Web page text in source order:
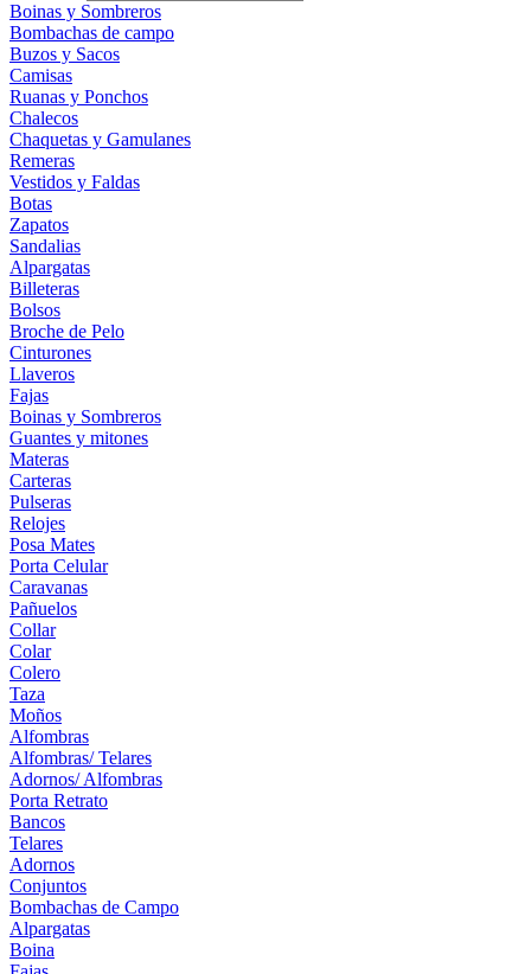
Boinas y Sombreros
Bombachas de campo
Buzos y Sacos
Camisas
Ruanas y Ponchos
Chalecos
Chaquetas y Gamulanes
Remeras
Vestidos y Faldas
Botas
Zapatos
Sandalias
Alpargatas
Billeteras
Bolsos
Broche de Pelo
Cinturones
Llaveros
Fajas
Boinas y Sombreros
Guantes y mitones
Materas
Carteras
Pulseras
Relojes
Posa Mates
Porta Celular
Caravanas
Pañuelos
Collar
Colar
Colero
Taza
Moños
Alfombras
Alfombras/ Telares
Adornos/ Alfombras
Porta Retrato
Bancos
Telares
Adornos
Conjuntos
Bombachas de Campo
Alpargatas
Boina